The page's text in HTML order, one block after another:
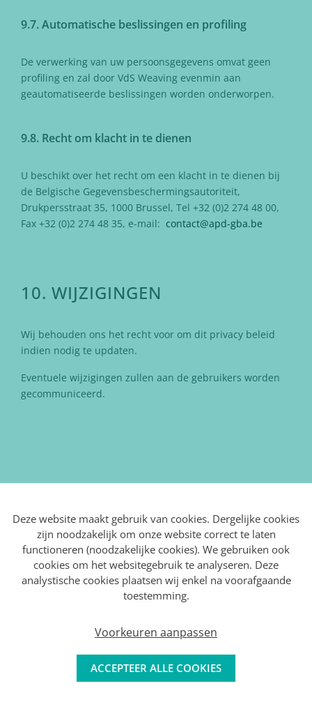
9.7. Automatische beslissingen en profiling
De verwerking van uw persoonsgegevens omvat geen
profiling en zal door VdS Weaving evenmin aan
geautomatiseerde beslissingen worden onderworpen.
9.8. Recht om klacht in te dienen
U beschikt over het recht om een klacht in te dienen bij
de Belgische Gegevensbeschermingsautoriteit,
Drukpersstraat 35, 1000 Brussel, Tel +32 (0)2 274 48 00,
Fax +32 (0)2 274 48 35, e-mail: contact@apd-gba.be
10. WIJZIGINGEN
Wij behouden ons het recht voor om dit privacy beleid
indien nodig te updaten.
Eventuele wijzigingen zullen aan de gebruikers worden
gecommuniceerd.
DE BRUWAAN 16, B-9700 OUDENAARDE
COOKIE
POLICY
VERKOOPSVOORWAARDEN
Deze website maakt gebruik van cookies. Dergelijke cookies
zijn noodzakelijk om onze website correct te laten
functioneren (noodzakelijke cookies). We gebruiken ook
cookies om het websitegebruik te analyseren. Deze
analystische cookies plaatsen wij enkel na voorafgaande
toestemming.
Voorkeuren aanpassen
ACCEPTEER ALLE COOKIES